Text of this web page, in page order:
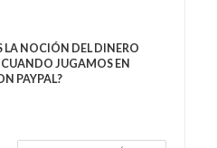
LA NOCIÓN DEL DINERO
JUGAMOS EN
PAYPAL?